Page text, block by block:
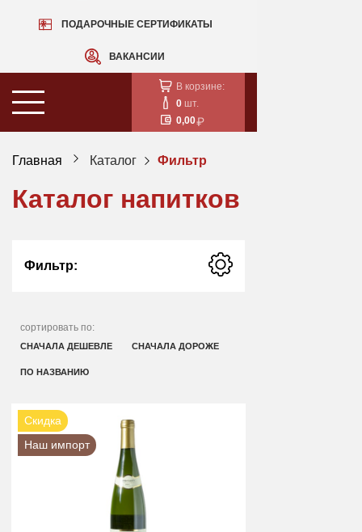
ПОДАРОЧНЫЕ СЕРТИФИКАТЫ
ВАКАНСИИ
В корзине:
0 шт.
0,00
Главная Каталог Фильтр
Каталог напитков
Фильтр:
сортировать по:
СНАЧАЛА ДЕШЕВЛЕ СНАЧАЛА ДОРОЖЕ
ПО НАЗВАНИЮ
Скидка
Наш импорт